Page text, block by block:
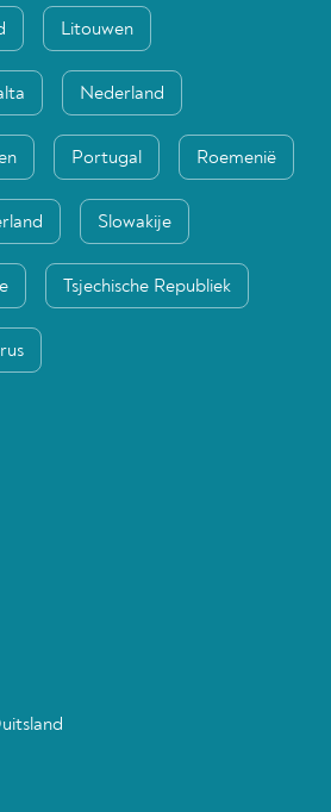
Litouwen
Nederland
Portugal Roemenië
Slowakije
Tsjechische Republiek